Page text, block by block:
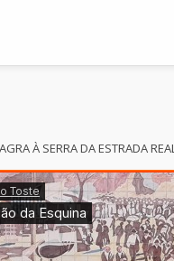
À SERRA DA ESTRADA REAL